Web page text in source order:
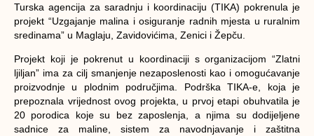
Turska agencija za saradnju i koordinaciju (TIKA) pokrenula je
projekt “Uzgajanje malina i osiguranje radnih mjesta u ruralnim
sredinama” u Maglaju, Zavidovićima, Zenici i Žepču.
Projekt koji je pokrenut u koordinaciji s organizacijom “Zlatni
ljiljan” ima za cilj smanjenje nezaposlenosti kao i omogućavanje
proizvodnje u plodnim područjima. Podrška TIKA-e, koja je
prepoznala vrijednost ovog projekta, u prvoj etapi obuhvatila je
20 porodica koje su bez zaposlenja, a njima su dodijeljene
sadnice za maline, sistem za navodnjavanje i zaštitna